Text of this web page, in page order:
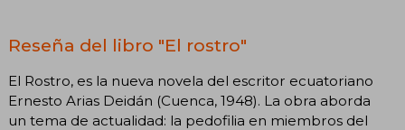
Reseña del libro "El rostro"
El Rostro, es la nueva novela del escritor ecuatoriano
Ernesto Arias Deidán (Cuenca, 1948). La obra aborda
un tema de actualidad: la pedofilia en miembros del